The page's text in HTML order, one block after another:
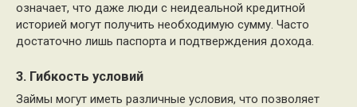
означает, что даже люди с неидеальной кредитной
историей могут получить необходимую сумму. Часто
достаточно лишь паспорта и подтверждения дохода.
3. Гибкость условий
Займы могут иметь различные условия, что позволяет